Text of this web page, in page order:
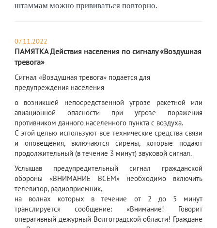
штаммам можно прививаться повторно.
07.11.2022
ПАМЯТКА Действия населения по сигналу «Воздушная
тревога»
Сигнал «Воздушная тревога» подается для
предупреждения населения
о возникшей непосредственной угрозе ракетной или
авиационной опасности при угрозе поражения
противником данного населенного пункта с воздуха.
С этой целью используют все технические средства связи
и оповещения, включаются сирены, которые подают
продолжительный (в течение 3 минут) звуковой сигнал.
Услышав предупредительный сигнал гражданской
обороны «ВНИМАНИЕ ВСЕМ» необходимо включить
телевизор, радиоприемник,
на волнах которых в течение от 2 до 5 минут
транслируется сообщение: «Внимание! Говорит
оперативный дежурный Волгоградской области! Граждане